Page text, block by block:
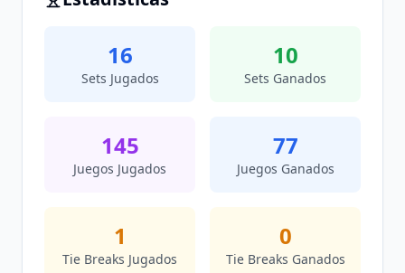
16
Sets Jugados
10
Sets Ganados
145
Juegos Jugados
77
Juegos Ganados
1
Tie Breaks Jugados
0
Tie Breaks Ganados